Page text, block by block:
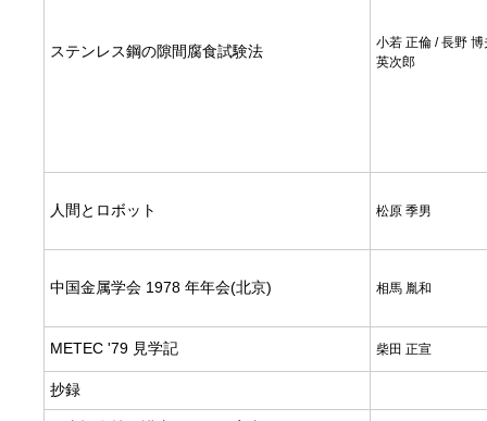
ステンレス鋼の隙間腐食試験法
小若 正倫 / 長野 博
英次郎
人間とロボット 松原 季男
中国金属学会 1978 年年会(北京) 相馬 胤和
METEC '79 見学記 柴田 正宣
抄録